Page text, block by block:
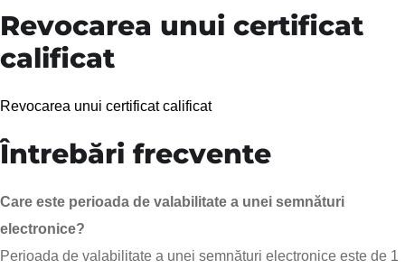
Revocarea unui certificat
calificat
Revocarea unui certificat calificat
Întrebări frecvente
Care este perioada de valabilitate a unei semnături
electronice?
Perioada de valabilitate a unei semnături electronice este de 1